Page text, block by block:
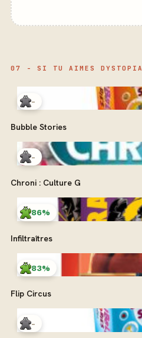
07 - SI TU AIMES DYSTOPIA
-
Bubble Stories
-
Chroni : Culture G
86%
Infiltraîtres
83%
Flip Circus
-